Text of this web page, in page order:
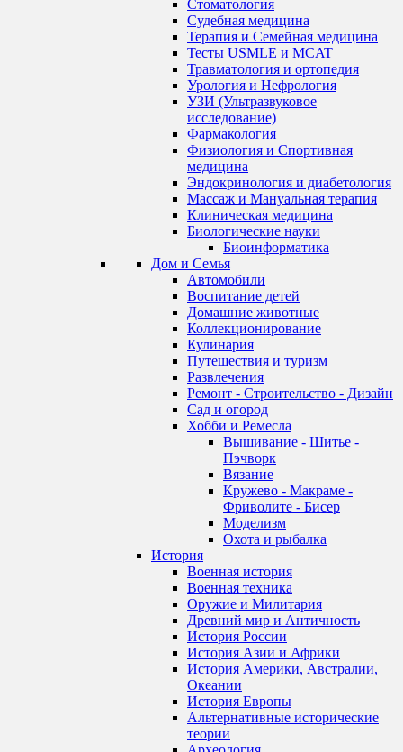
Стоматология
Судебная медицина
Терапия и Семейная медицина
Тесты USMLE и MCAT
Травматология и ортопедия
Урология и Нефрология
УЗИ (Ультразвуковое
исследование)
Фармакология
Физиология и Спортивная
медицина
Эндокринология и диабетология
Массаж и Мануальная терапия
Клиническая медицина
Биологические науки
Биоинформатика
Дом и Семья
Автомобили
Воспитание детей
Домашние животные
Коллекционирование
Кулинария
Путешествия и туризм
Развлечения
Ремонт - Строительство - Дизайн
Сад и огород
Хобби и Ремесла
Вышивание - Шитье -
Пэчворк
Вязание
Кружево - Макраме -
Фриволите - Бисер
Моделизм
Охота и рыбалка
История
Военная история
Военная техника
Оружие и Милитария
Древний мир и Античность
История России
История Азии и Африки
История Америки, Австралии,
Океании
История Европы
Альтернативные исторические
теории